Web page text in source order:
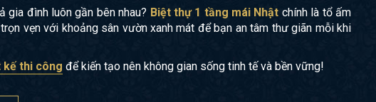
gia đình luôn gần bên nhau? Biệt thự 1 tầng mái Nhật chính là tổ ấm
vẹn với khoảng sân vườn xanh mát để bạn an tâm thư giãn mỗi khi
kế thi công để kiến tạo nên không gian sống tinh tế và bền vững!